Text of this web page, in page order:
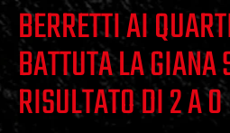
BERRETTI AI
BATTUTA LA
RISULTATO DI 2 A 0